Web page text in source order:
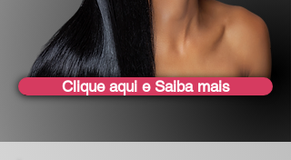
Clique aqui e Saiba mais